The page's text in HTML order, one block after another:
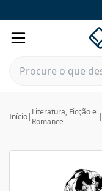
Início| Literatura, Ficção e
Romance
|